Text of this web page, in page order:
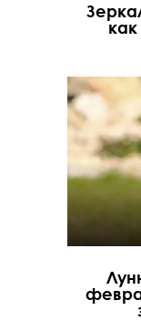
как